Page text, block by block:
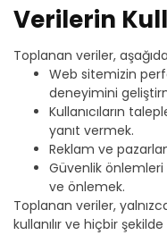
Verilerin
Toplanan veriler,
Web sitemizin
deneyimini
Kullanıcıların
yanıt vermek.
Reklam ve
Güvenlik
ve önlemek.
Toplanan veriler,
kullanılır ve hiçbir